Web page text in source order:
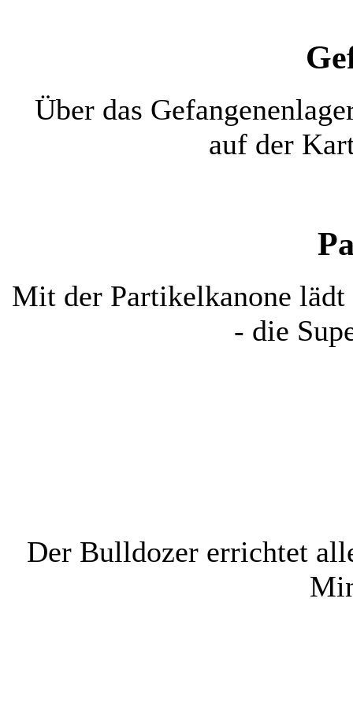
Über das
auf der
Mit der Partikelkanone
- die
Der Bulldozer errichtet